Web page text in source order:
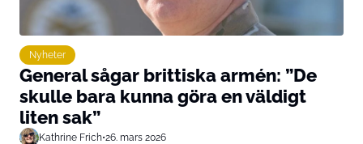
Nyheter
General sågar brittiska armén: ”De
skulle bara kunna göra en väldigt
liten sak”
Kathrine Frich•26. mars 2026